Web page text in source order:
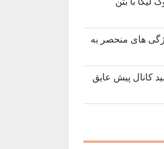
های منحصر به
کانال پیش عایق